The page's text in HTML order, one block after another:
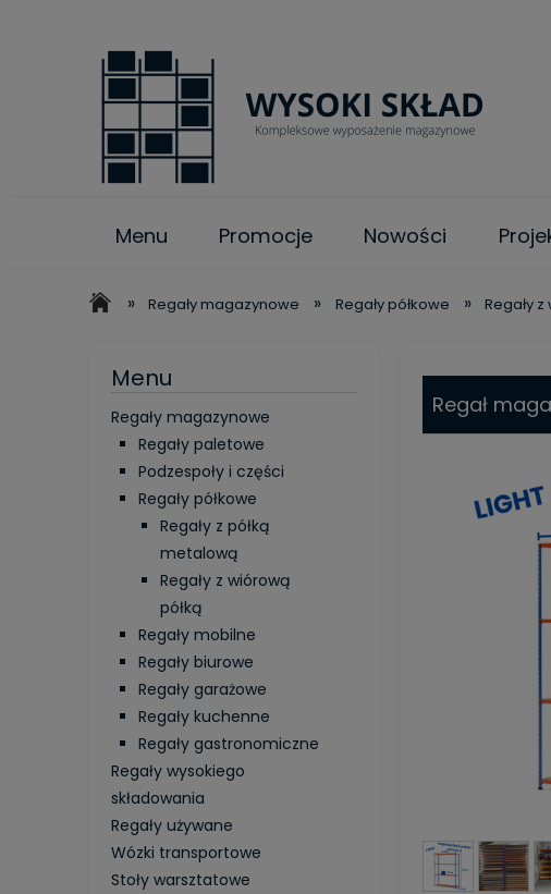
Menu Promocje Nowości
» Regały magazynowe » Regały półkowe » Regały
Menu
Regały magazynowe
Regały paletowe
Podzespoły i części
Regały półkowe
Regały z półką
metalową
Regały z wiórową
półką
Regały mobilne
Regały biurowe
Regały garażowe
Regały kuchenne
Regały gastronomiczne
Regały wysokiego
składowania
Regały używane
Wózki transportowe
Stoły warsztatowe
Regał